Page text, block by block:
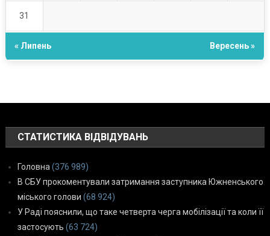
31
« Липень Вересень »
СТАТИСТИКА ВІДВІДУВАНЬ
Головна (376 989)
В СБУ прокоментували затримання заступника Южненського
міського голови (68 924)
У Раді пояснили, що таке четверта черга мобілізації та коли її
застосують (63 724)